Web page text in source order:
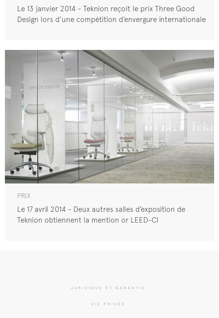
Le 13 janvier 2014 - Teknion reçoit le prix Three Good
Design lors d’une compétition d’envergure internationale
PRIX
Le 17 avril 2014 - Deux autres salles d’exposition de
Teknion obtiennent la mention or LEED-CI
JURIDIQUE ET GARANTIE
VIE PRIVÉE